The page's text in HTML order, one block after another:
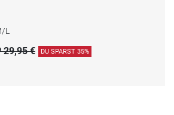
L
29,95 € DU SPARST 35%